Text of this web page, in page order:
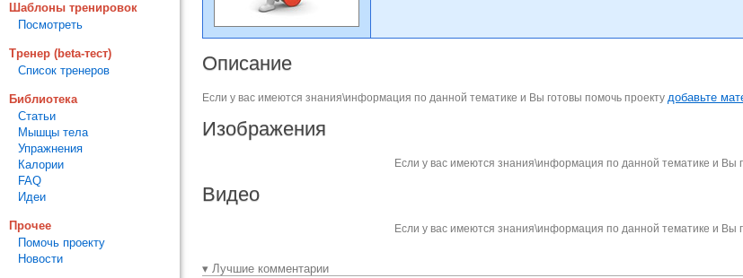
Описание
Если у вас имеются знания\информация по данной тематике и Вы готовы помочь проекту добавьте
Изображения
Если у вас имеются знания\информация по данной тематике и Вы
Видео
Если у вас имеются знания\информация по данной тематике и Вы
▾ Лучшие комментарии
Шаблоны тренировок
Посмотреть
Тренер (beta-тест)
Список тренеров
Библиотека
Статьи
Мышцы тела
Упражнения
Калории
FAQ
Идеи
Прочее
Помочь проекту
Новости